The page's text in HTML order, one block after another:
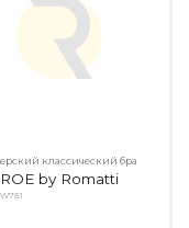
по вашему
классический бра
by Romatti